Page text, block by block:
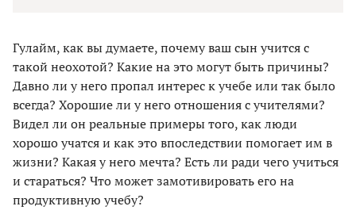
Гулайм, как вы думаете, почему ваш сын учится с
такой неохотой? Какие на это могут быть причины?
Давно ли у него пропал интерес к учебе или так было
всегда? Хорошие ли у него отношения с учителями?
Видел ли он реальные примеры того, как люди
хорошо учатся и как это впоследствии помогает им в
жизни? Какая у него мечта? Есть ли ради чего учиться
и стараться? Что может замотивировать его на
продуктивную учебу?